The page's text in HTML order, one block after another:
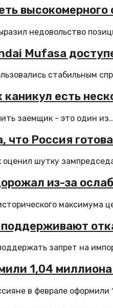
недовольство
Mufasa
стабильным
есть
заемщик - это один
Россия
шутку
из-за
максимума
запрет на
1,04
в феврале оформили